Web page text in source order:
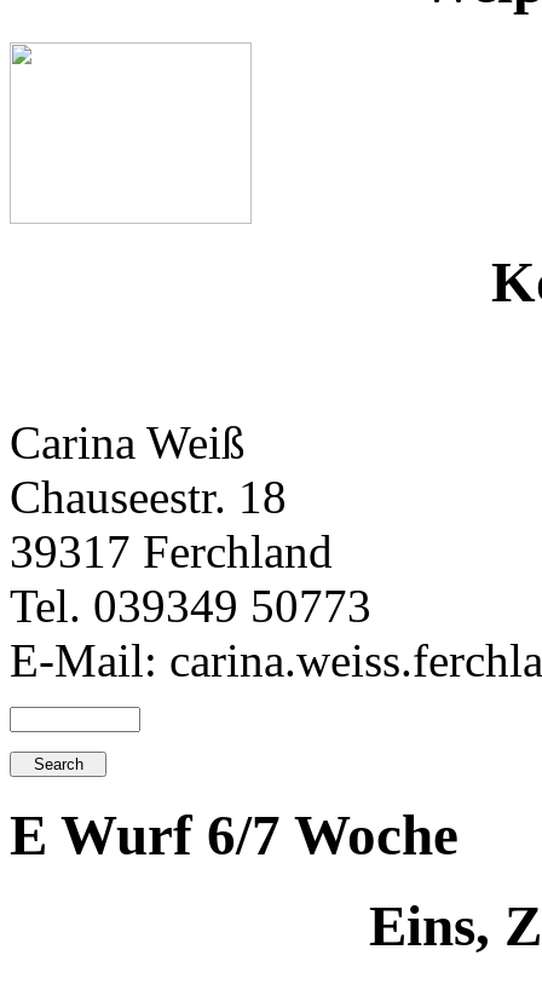
Carina Weiß
Chauseestr. 18
39317 Ferchland
Tel. 039349 50773
E-Mail:
E Wurf 6/7 Woche
Eins,